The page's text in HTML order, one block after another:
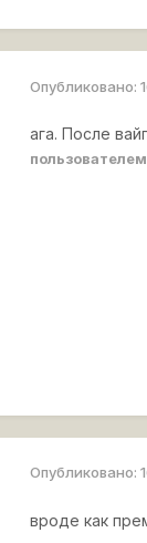
Опубликовано:
ага. После
Опубликовано:
вроде как